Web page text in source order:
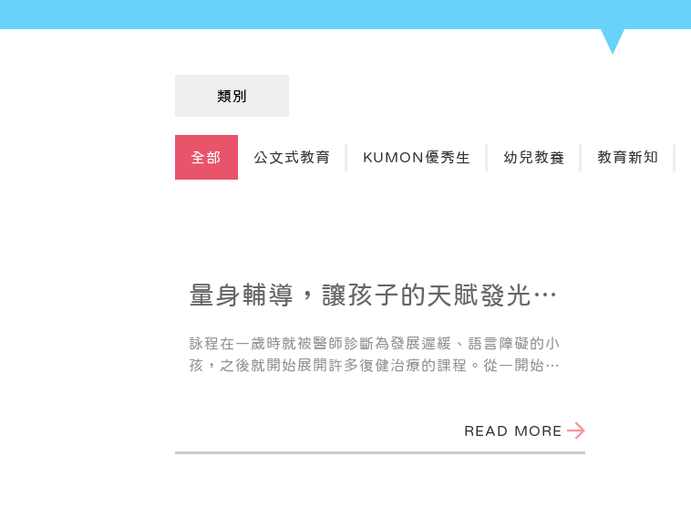
類別
全部 公文式教育 KUMON優秀生 幼兒教養 教育新知
量身輔導，讓孩子的天賦發光，
課業及生活中獲得成就感與自信
詠程在一歲時就被醫師診斷為發展遲緩、語言障礙的小
孩，之後就開始展開許多復健治療的課程。從一開始為
他排除了萬難、努力學習，也都真的做到了。我發現孩
子不是我想像中的那麼柔弱及依賴，也不會自我放棄學
READ MORE